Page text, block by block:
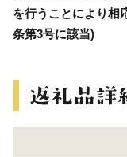
を行うことにより相
条第3号に該当)